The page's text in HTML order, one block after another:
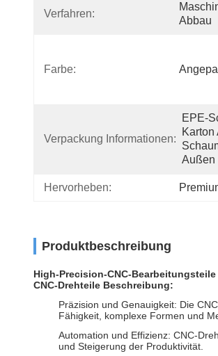
Verfahren:
Abbau
Farbe:
Verpackung Informationen:
EPE-
Außen
Hervorheben:
Produktbeschreibung
High-Precision-CNC-
CNC-Drehteile Beschreibung:
Präzision und Genauigkeit: Die
Fähigkeit, komplexe Formen und
Automation und Effizienz: CNC-
und Steigerung der Produktivität.